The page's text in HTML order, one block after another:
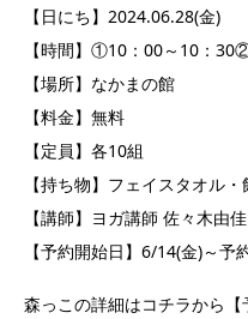
【日にち】2024.06.28(金)
【時間】①10：00～10：
【場所】なかまの館
【料金】無料
【定員】各10組
【持ち物】フェイスタオル・
【講師】ヨガ講師 佐々木由
【予約開始日】6/14(金)～予
森っこの詳細はコチラから【